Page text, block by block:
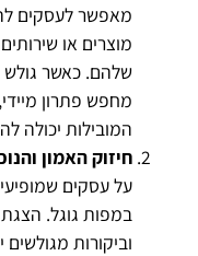
מאפשר לעסקים
מוצרים או
שלהם. כאשר
מחפש פתרון
המובילות יכולה
חיזוק האמון
על עסקים
במפות גוגל.
וביקורות